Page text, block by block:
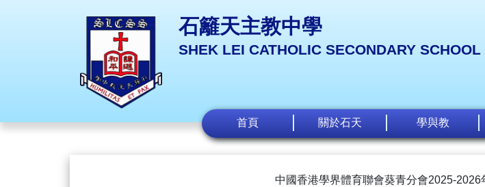
石籬天主教中學
SHEK LEI CATHOLIC SECONDARY SCHOOL
首頁 關於石天 學與教
中國香港學界體育聯會葵青分會2025-